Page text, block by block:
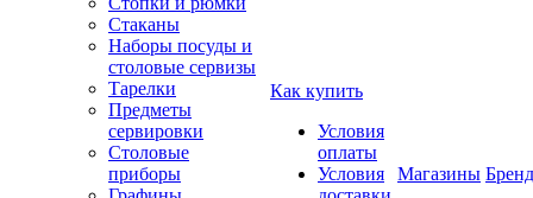
Стаканы
Наборы посуды и
столовые сервизы
Тарелки
Предметы
сервировки
Столовые
приборы
Как купить
Условия
оплаты
Условия
Магазины